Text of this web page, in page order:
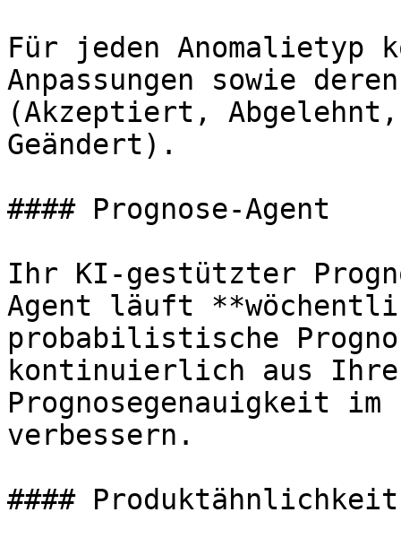
Für jeden Anomalietyp
Anpassungen sowie
(Akzeptiert,
Geändert).
#### Prognose-Agent
Ihr KI-gestützter
Agent läuft
probabilistische
kontinuierlich aus
Prognosegenauigkeit
verbessern.
####